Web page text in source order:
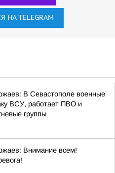
НА TELEGRAM
В Севастополе военные
ВСУ, работает ПВО и
группы
Внимание всем!